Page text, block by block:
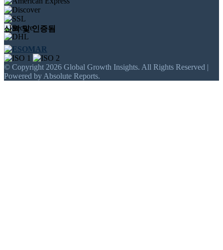
신뢰 및 인증됨
© Copyright 2026 Global Growth Insights. All Rights Reserved |
Powered by Absolute Reports.